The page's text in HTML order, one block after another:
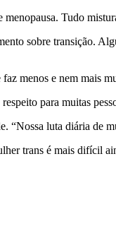
Tudo
sobre transição.
menos e nem mais
para muitas
luta diária de
trans é mais difícil